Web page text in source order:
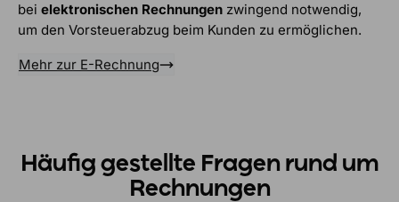
bei elektronischen Rechnungen zwingend notwendig,
um den Vorsteuerabzug beim Kunden zu ermöglichen.
Mehr zur E-Rechnung
Häufig gestellte Fragen rund um
Rechnungen